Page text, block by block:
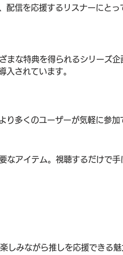
信を応援するリスナーにとっ
な特典を得られるシリーズ
入されています。
多くのユーザーが気軽に参加
アイテム。視聴するだけで
みながら推しを応援できる